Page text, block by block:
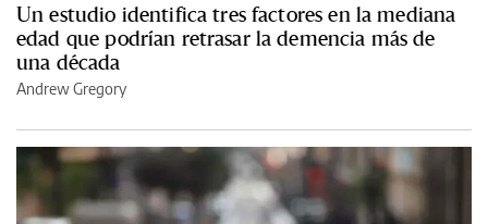
Un estudio identifica tres factores en la mediana
edad que podrían retrasar la demencia más de
una década
Andrew Gregory